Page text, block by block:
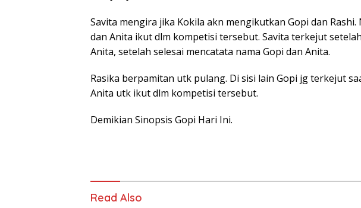
Savita mengira jika Kokila akn mengikutkan Gopi dan
dan Anita ikut dlm kompetisi tersebut. Savita terkejut
Anita, setelah selesai mencatata nama Gopi dan Anita.
Rasika berpamitan utk pulang. Di sisi lain Gopi jg terkejut
Anita utk ikut dlm kompetisi tersebut.
Demikian Sinopsis Gopi Hari Ini.
Read Also